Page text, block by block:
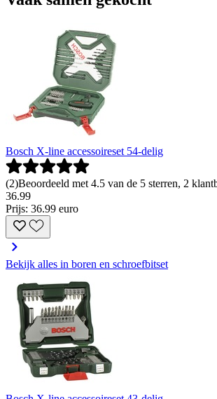
Bosch X-line accessoireset 54-delig
(2)Beoordeeld met 4.5 van de 5 sterren, 2
36.99
Prijs: 36.99 euro
Bekijk alles in boren en schroefbitset